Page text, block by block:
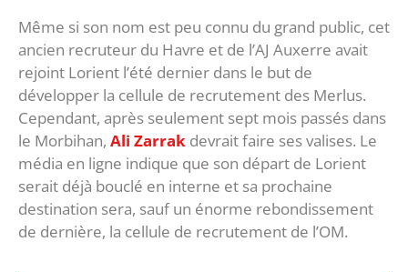
Même si son nom est peu connu du grand public, cet
ancien recruteur du Havre et de l’AJ Auxerre avait
rejoint Lorient l’été dernier dans le but de
développer la cellule de recrutement des Merlus.
Cependant, après seulement sept mois passés dans
le Morbihan, Ali Zarrak devrait faire ses valises. Le
média en ligne indique que son départ de Lorient
serait déjà bouclé en interne et sa prochaine
destination sera, sauf un énorme rebondissement
de dernière, la cellule de recrutement de l’OM.